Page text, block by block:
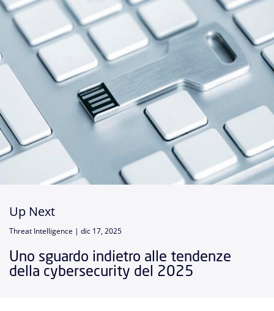
Up Next
Threat Intelligence | dic 17, 2025
Uno sguardo indietro alle tendenze
della cybersecurity del 2025